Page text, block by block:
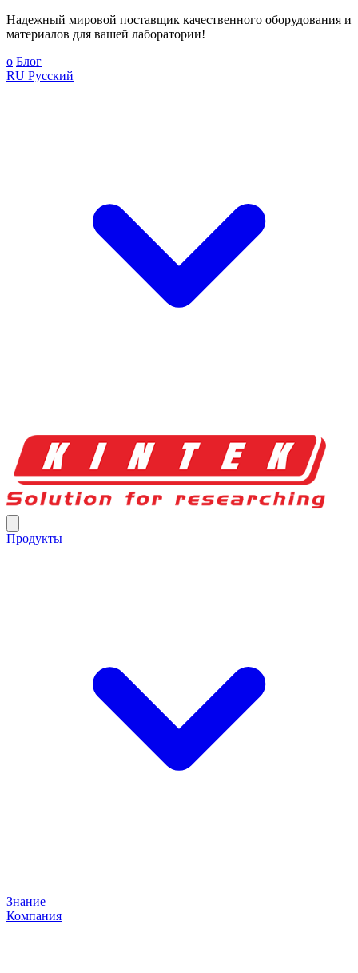
Надежный мировой поставщик качественного оборудования и
материалов для вашей лаборатории!
о Блог
RU Русский
Продукты
Знание
Компания